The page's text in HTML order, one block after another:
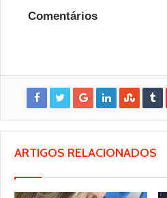
Comentários
ARTIGOS RELACIONADOS